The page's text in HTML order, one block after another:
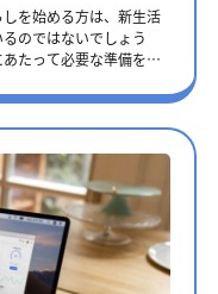
を始める方は、新生活
のではないでしょう
たって必要な準備を、
ご紹介しますので、お
必
電の購入の3つです。特
ため、計画的な準備が欠
く準備を進めるための